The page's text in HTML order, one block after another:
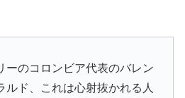
ーのコロンビア代表のバレン
ルド、これは心射抜かれる人